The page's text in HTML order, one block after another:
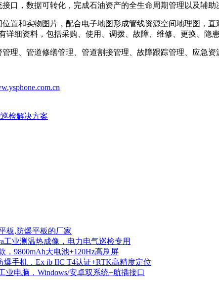
口，数据可转化，完成石油资产的全生命周期管理以及辅助
置和实物图片，配合电子地图形成管线资源空间地理图，
详细资料，包括采购、使用、调拨、故障、维修、更换、隐
理、管道修缮管理、管道割接管理、故障跟踪管理、应急资
检解决方案
板,防爆平板的厂家
工业测温热成像，电力电气巡检专用
，9800mAh大电池+120Hz高刷屏
爆手机，Ex ib IIC T4认证+RTK高精度定位
业电脑，Windows/安卓双系统+航插接口